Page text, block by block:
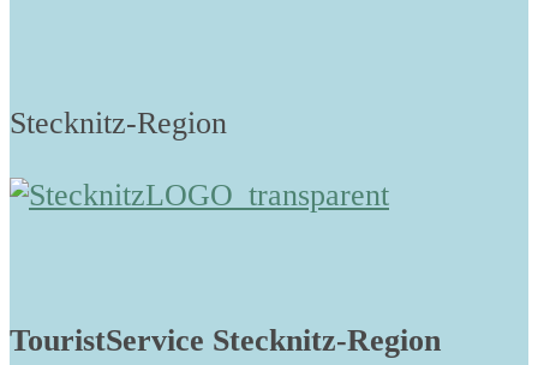
Stecknitz-Region
TouristService Stecknitz-Region